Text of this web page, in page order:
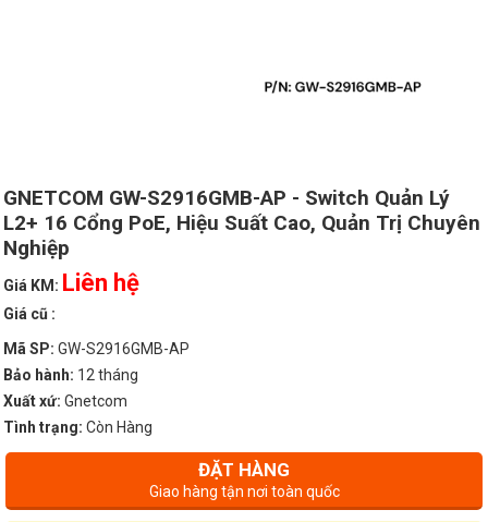
GNETCOM GW-S2916GMB-AP - Switch Quản Lý
L2+ 16 Cổng PoE, Hiệu Suất Cao, Quản Trị Chuyên
Nghiệp
Giá KM: Liên hệ
Giá cũ :
Mã SP: GW-S2916GMB-AP
Bảo hành: 12 tháng
Xuất xứ: Gnetcom
Tình trạng: Còn Hàng
ĐẶT HÀNG
Giao hàng tận nơi toàn quốc